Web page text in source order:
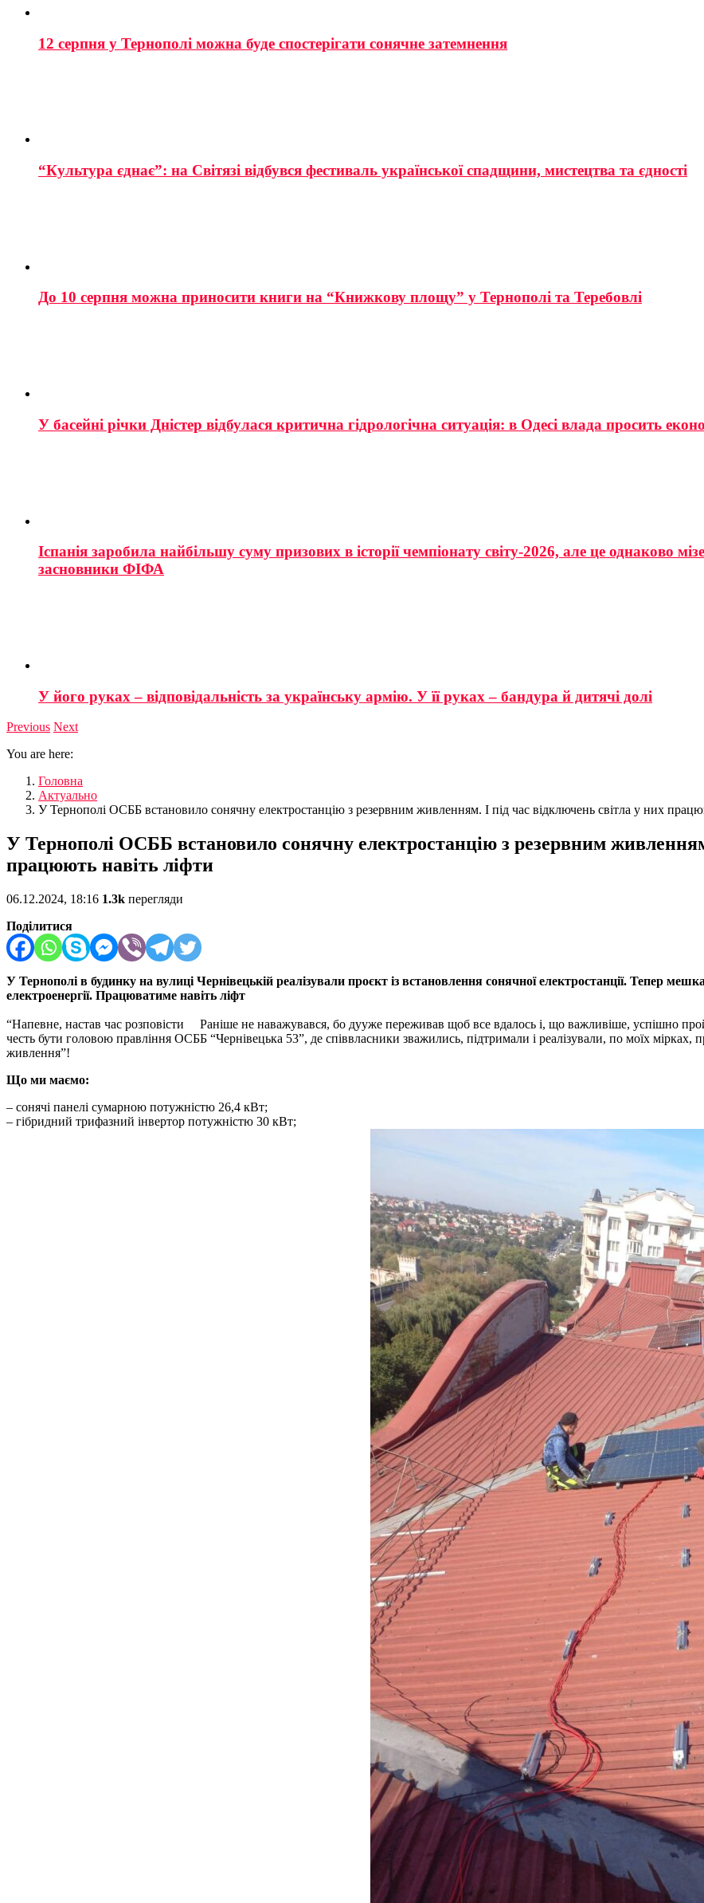
12 серпня у Тернополі можна буде спостерігати сонячне затемнення
“Культура єднає”: на Світязі відбувся фестиваль української спадщини, мистецтва та єдності
До 10 серпня можна приносити книги на “Книжкову площу” у Тернополі та Теребовлі
У басейні річки Дністер відбулася критична гідрологічна ситуація: в Одесі влада просить
Іспанія заробила найбільшу суму призових в історії чемпіонату світу-2026, але це однаково
засновники ФІФА
У його руках – відповідальність за українську армію. У її руках – бандура й дитячі долі
Previous Next
You are here:
Головна
Актуально
У Тернополі ОСББ встановило сонячну електростанцію з резервним живленням. І під час відключень світла у них
У Тернополі ОСББ встановило сонячну електростанцію з резервним
працюють навіть ліфти
06.12.2024, 18:16 1.3k перегляди
Поділитися
У Тернополі в будинку на вулиці Чернівецькій реалізували проєкт із встановлення сонячної електростанції. Тепер
електроенергії. Працюватиме навіть ліфт
“Напевне, настав час розповісти
Раніше не наважувався, бо дууже переживав щоб все вдалось і, що важливіше, успішно
честь бути головою правління ОСББ “Чернівецька 53”, де співвласники зважились, підтримали і реалізували, по моїх мірках,
живлення”!
Що ми маємо:
– сонячі панелі сумарною потужністю 26,4 кВт;
– гібридний трифазний інвертор потужністю 30 кВт;